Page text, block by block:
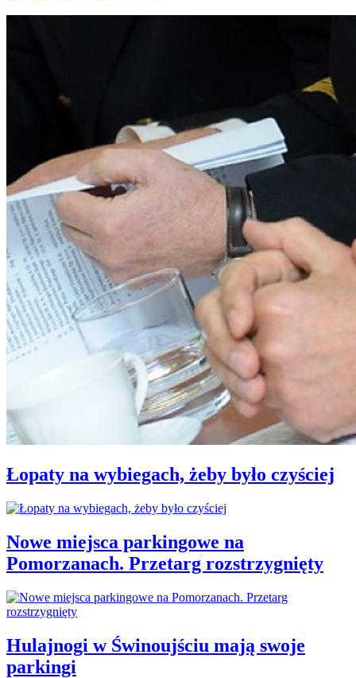
Łopaty na wybiegach, żeby było czyściej
Nowe miejsca parkingowe na
Pomorzanach. Przetarg rozstrzygnięty
Hulajnogi w Świnoujściu mają swoje
parkingi